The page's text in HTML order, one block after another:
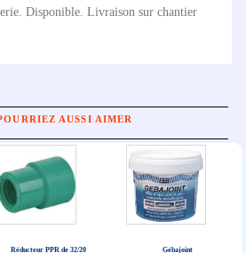
Disponible. Livraison sur chantier
AUSSI AIMER
Réducteur PPR de 32/20 Gébajoint